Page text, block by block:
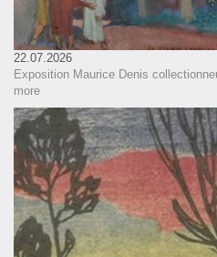
22.07.2026
Exposition Maurice Denis
more